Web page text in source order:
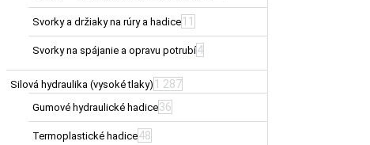
Svorky a držiaky na rúry a hadice 11
Svorky na spájanie a opravu potrubí4
Silová hydraulika (vysoké tlaky) 1 287
Gumové hydraulické hadice36
Termoplastické hadice48